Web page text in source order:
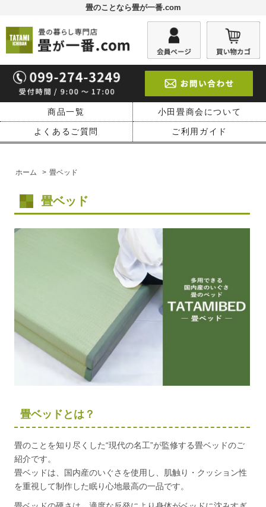
畳のことなら畳が一番.com
商品一覧 小田畳商会について
よくあるご質問 ご利用ガイド
ホーム > 畳ベッド
畳ベッド
畳ベッドとは？
畳のことを知り尽くした“現代の名工”が監修する畳ベッドのご
紹介です。
畳ベッドは、国内産のいぐさを使用し、肌触り・クッション性
を重視して制作した眠り心地最高の一品です。